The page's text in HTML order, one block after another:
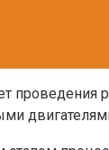
проведения